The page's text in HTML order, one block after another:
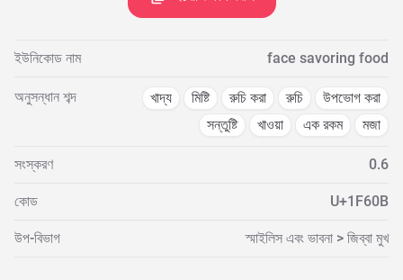
ইউনিকোড নাম face savoring food
অনুসন্ধান শব্দ খাদ্য মিষ্টি রুচি করা রুচি
উপভোগ করা
সন্তুষ্টি
খাওয়া এক রকম মজা
সংস্করণ 0.6
কোড U+1F60B
উপ-বিভাগ স্মাইলিস এবং ভাবনা > জিব্বা মুখ